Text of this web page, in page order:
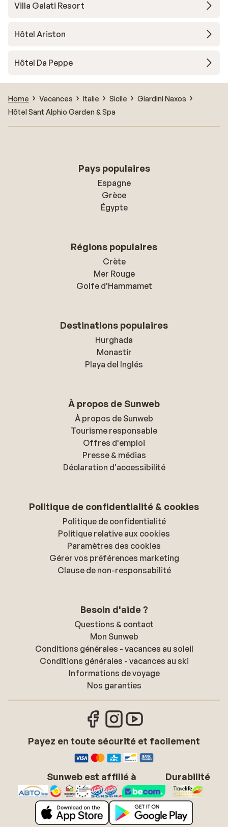
Villa Galati Resort
Hôtel Ariston
Hôtel Da Peppe
Home Vacances Italie Sicile
Giardini Naxos
Hôtel Sant Alphio Garden & Spa
Pays populaires
Espagne
Grèce
Égypte
Régions populaires
Crète
Mer Rouge
Golfe d'Hammamet
Destinations populaires
Hurghada
Monastir
Playa del Inglés
À propos de Sunweb
À propos de Sunweb
Tourisme responsable
Offres d'emploi
Presse & médias
Déclaration d'accessibilité
Politique de confidentialité & cookies
Politique de confidentialité
Politique relative aux cookies
Paramètres des cookies
Gérer vos préférences marketing
Clause de non-responsabilité
Besoin d'aide ?
Questions & contact
Mon Sunweb
Conditions générales - vacances au soleil
Conditions générales - vacances au ski
Informations de voyage
Nos garanties
Payez en toute sécurité et facilement
Sunweb est affilié à Durabilité